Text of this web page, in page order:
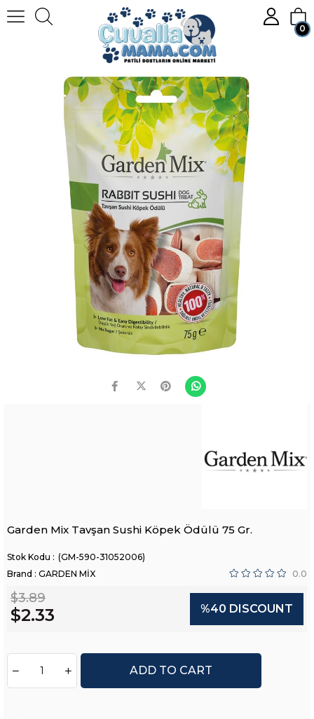
Member Login Sign up
0
Köpek Mamaları Köpek Ödülleri
Garden Mix Tavşan Sushi Köpek Ödülü 75 Gr.
(GM-590-31052006)
Brand : GARDEN MİX 0.0
$3.89
$2.33 %40 DISCOUNT